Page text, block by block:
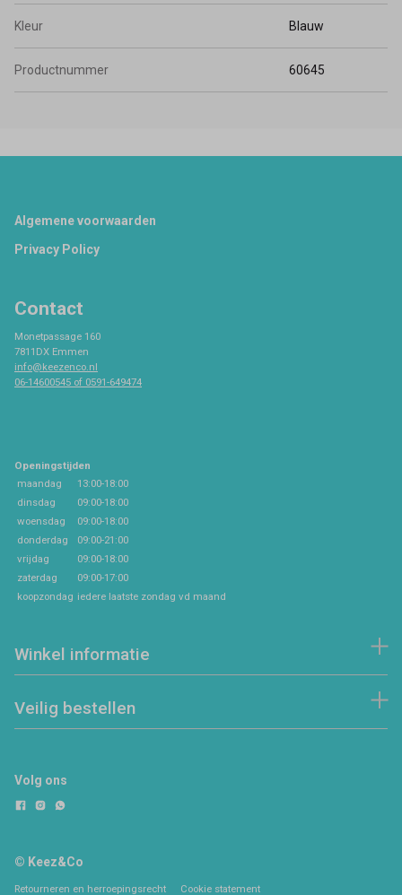
Kleur Blauw
Productnummer 60645
Footer
Algemene voorwaarden
Privacy Policy
Contact
Monetpassage 160
7811DX Emmen
info@keezenco.nl
06-14600545 of 0591-649474
Openingstijden
maandag
13:00-18:00
dinsdag
09:00-18:00
woensdag
09:00-18:00
donderdag
09:00-21:00
vrijdag
09:00-18:00
zaterdag
09:00-17:00
koopzondag iedere laatste zondag vd maand
Winkel informatie
Veilig bestellen
Volg ons
© Keez&Co
Retourneren en herroepingsrecht Cookie statement